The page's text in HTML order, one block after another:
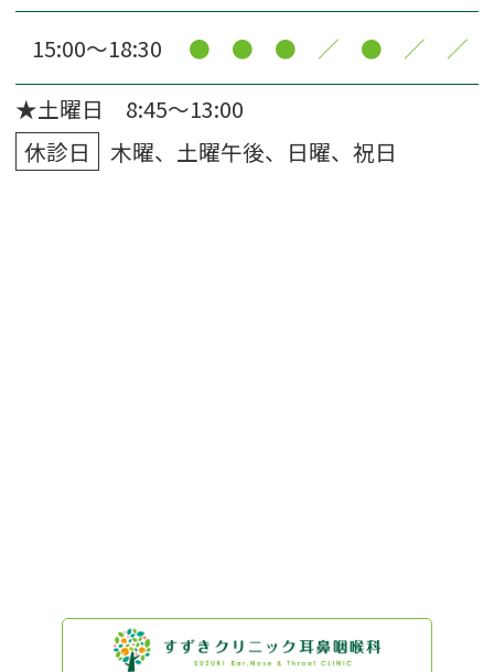
★土曜日 8:45～13:00
休診日
木曜、土曜午後、日曜、祝日
15:00〜18:30 ● ● ● ／ ● ／ ／